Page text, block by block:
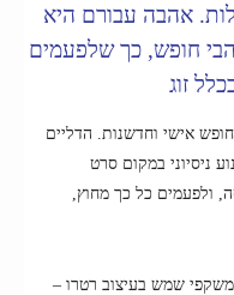
אהבה עבורם היא
חופש, כך שלפעמים
זוג
אישי וחדשנות. הדליים
ניסיוני במקום סרט
ולפעמים כל כך מחוץ,
שמש בעיצוב רטרו –